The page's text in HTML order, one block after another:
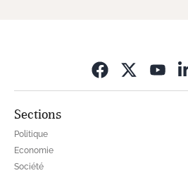
Sections
Politique
Economie
Société